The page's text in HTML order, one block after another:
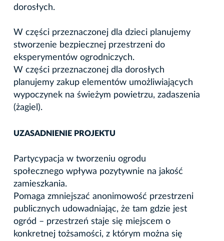
dorosłych.
W części przeznaczonej dla dzieci planujemy
stworzenie bezpiecznej przestrzeni do
eksperymentów ogrodniczych.
W części przeznaczonej dla dorosłych
planujemy zakup elementów umożliwiających
wypoczynek na świeżym powietrzu, zadaszenia
(żagiel).
UZASADNIENIE PROJEKTU
Partycypacja w tworzeniu ogrodu
społecznego wpływa pozytywnie na jakość
zamieszkania.
Pomaga zmniejszać anonimowość przestrzeni
publicznych udowadniając, że tam gdzie jest
ogród – przestrzeń staje się miejscem o
konkretnej tożsamości, z którym można się